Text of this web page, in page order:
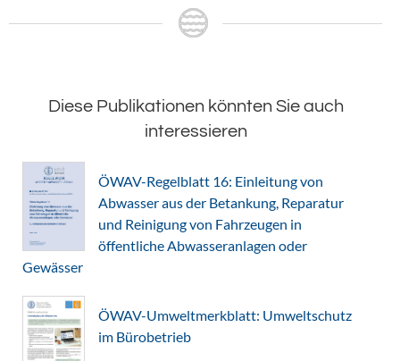
Diese Publikationen könnten Sie auch
interessieren
ÖWAV-Regelblatt 16: Einleitung von
Abwasser aus der Betankung, Reparatur
und Reinigung von Fahrzeugen in
öffentliche Abwasseranlagen oder
Gewässer
ÖWAV-Umweltmerkblatt: Umweltschutz
im Bürobetrieb